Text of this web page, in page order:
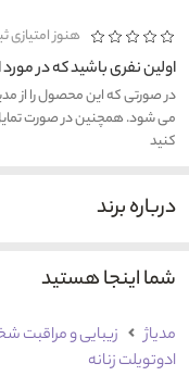
هنوز
اولین نفری باشید که در
در صورتی که این محصول را از
می شود. همچنین در صورت
کنید
درباره برند
شما اینجا هستید
مدیاژ زیبایی و مراقبت
ادوتویلت زنانه